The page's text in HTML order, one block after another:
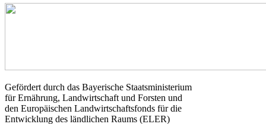
Gefördert durch das Bayerische Staatsministerium
für Ernährung, Landwirtschaft und Forsten und
den Europäischen Landwirtschaftsfonds für die
Entwicklung des ländlichen Raums (ELER)